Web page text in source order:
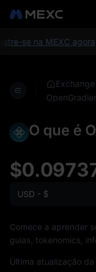
se na MEXC agora
O que é
USD - $
Comece a aprender
guias, tokenomics,
Última atualização